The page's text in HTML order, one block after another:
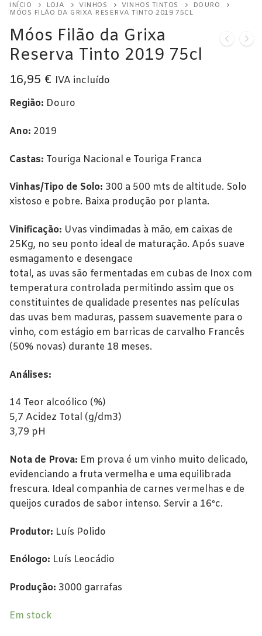
Alentejo
Beira Interior
Bairrada
Dão
Lisboa
Tejo
Vinho Verde
Açores
Alentejo
Beira Interior
Bairrada
Dão
Tejo
Alentejo
Bairrada
Tejo
Colheita Tardia
INÍCIO LOJA VINHOS VINHOS TINTOS
DOURO
MÓOS FILÃO DA GRIXA RESERVA TINTO 2019 75CL
Móos Filão da Grixa
Reserva Tinto 2019 75cl
16,95 € IVA incluído
Região: Douro
Ano: 2019
Castas: Touriga Nacional e Touriga Franca
Vinhas/Tipo de Solo: 300 a 500 mts de altitude. Solo
xistoso e pobre. Baixa produção por planta.
Vinificação: Uvas vindimadas à mão, em caixas de
25Kg, no seu ponto ideal de maturação. Após suave
esmagamento e desengace
total, as uvas são fermentadas em cubas de Inox com
temperatura controlada permitindo assim que os
constituintes de qualidade presentes nas películas
das uvas bem maduras, passem suavemente para o
vinho, com estágio em barricas de carvalho Francês
(50% novas) durante 18 meses.
Análises:
14 Teor alcoólico (%)
5,7 Acidez Total (g/dm3)
3,79 pH
Nota de Prova: Em prova é um vinho muito delicado,
evidenciando a fruta vermelha e uma equilibrada
frescura. Ideal companhia de carnes vermelhas e de
queijos curados de sabor intenso. Servir a 16ºc.
Produtor: Luís Polido
Enólogo: Luís Leocádio
Produção: 3000 garrafas
Em stock